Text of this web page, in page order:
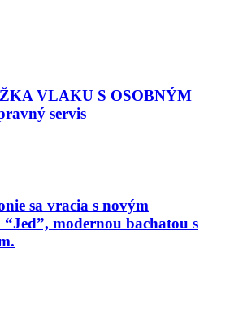
VLAKU S OSOBNÝM
servis
sa vracia s novým
modernou bachatou s